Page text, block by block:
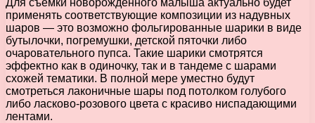
применять соответствующие композиции из надувных
шаров — это возможно фольгированные шарики в виде
бутылочки, погремушки, детской пяточки либо
очаровательного пупса. Такие шарики смотрятся
эффектно как в одиночку, так и в тандеме с шарами
схожей тематики. В полной мере уместно будут
смотреться лаконичные шары под потолком голубого
либо ласково-розового цвета с красиво ниспадающими
лентами.